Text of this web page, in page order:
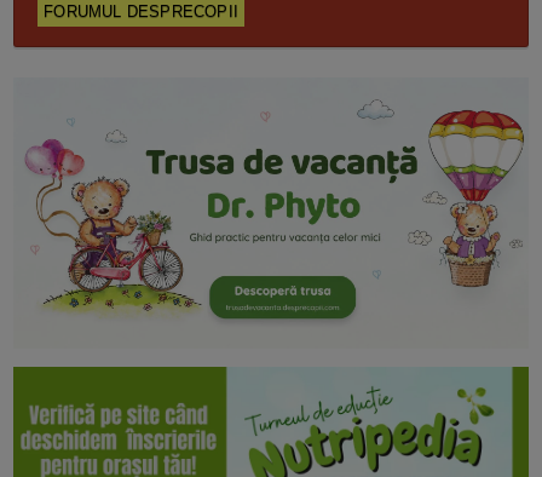
FORUMUL DESPRECOPII